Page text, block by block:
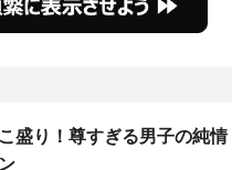
盛り！尊すぎる男子の純情